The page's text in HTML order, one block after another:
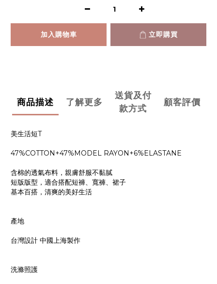
加入購物車 立即購買
商品描述 了解更多
送貨及付
款方式
顧客評價
美生活短T
47%COTTON+47%MODEL RAYON+6%ELASTANE
含棉的透氣布料，親膚舒服不黏膩
短版版型，適合搭配短褲、寬褲、裙子
基本百搭，清爽的美好生活
產地
台灣設計 中國上海製作
洗滌照護